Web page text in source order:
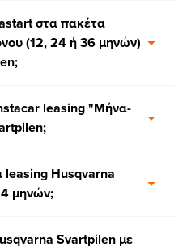
στα πακέτα
(12, 24 ή 36 μηνών)
leasing "Μήνα-
leasing Husqvarna
μηνών;
Svartpilen με